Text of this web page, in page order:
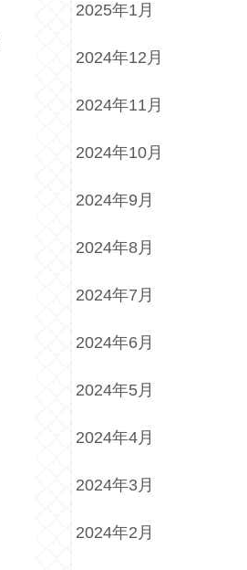
2025年1月
2024年12月
2024年11月
2024年10月
2024年9月
2024年8月
2024年7月
2024年6月
2024年5月
2024年4月
2024年3月
2024年2月